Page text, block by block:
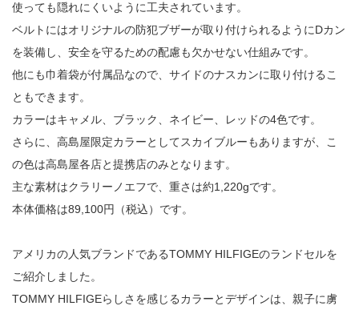
使っても隠れにくいように工夫されています。
ベルトにはオリジナルの防犯ブザーが取り付けられるようにDカン
を装備し、安全を守るための配慮も欠かせない仕組みです。
他にも巾着袋が付属品なので、サイドのナスカンに取り付けるこ
ともできます。
カラーはキャメル、ブラック、ネイビー、レッドの4色です。
さらに、高島屋限定カラーとしてスカイブルーもありますが、こ
の色は高島屋各店と提携店のみとなります。
主な素材はクラリーノエフで、重さは約1,220gです。
本体価格は89,100円（税込）です。
アメリカの人気ブランドであるTOMMY HILFIGEのランドセルを
ご紹介しました。
TOMMY HILFIGEらしさを感じるカラーとデザインは、親子に虜